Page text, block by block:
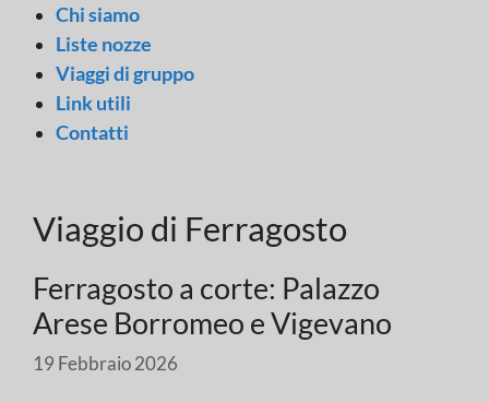
Chi siamo
Liste nozze
Viaggi di gruppo
Link utili
Contatti
Viaggio di Ferragosto
Ferragosto a corte: Palazzo
Arese Borromeo e Vigevano
19 Febbraio 2026